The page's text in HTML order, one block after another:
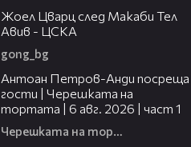
Жоел Цварц след Макаби Тел
Авив - ЦСКА
gong_bg
Антоан Петров-Анди посреща
гости | Черешката на
тортата | 6 авг. 2026 | част 1
Черешката на тортата